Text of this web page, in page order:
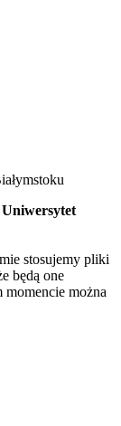
stosujemy pliki
będą one
momencie można